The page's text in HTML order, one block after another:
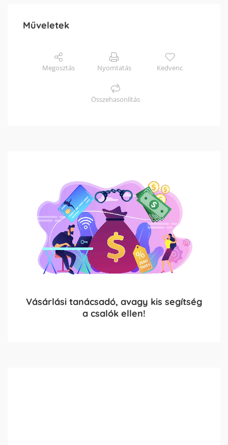
Műveletek
Megosztás Nyomtatás Kedvenc
Összehasonlítás
Vásárlási tanácsadó, avagy kis segítség
a csalók ellen!